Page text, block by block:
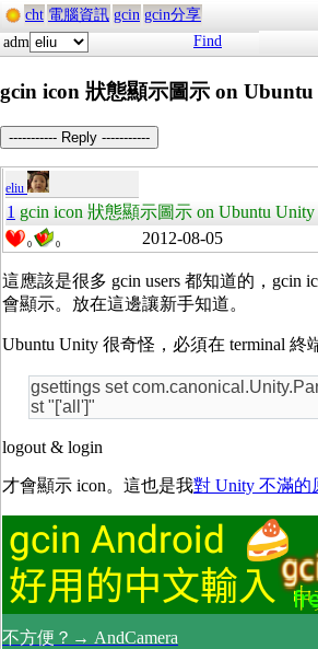
cht 電腦資訊 gcin gcin分享
adm
Find
gcin icon 狀態顯示圖示 on
----------- Reply -----------
eliu
1 gcin icon 狀態顯示圖示 on Ubuntu Unity
0 0 2012-08-05
這應該是很多 gcin users 都知道的，gcin
會顯示。放在這邊讓新手知道。
Ubuntu Unity 很奇怪，必須在 terminal 終
gsettings set
st "['all']"
logout & login
才會顯示 icon。這也是我對 Unity 不滿的
不方便？→ AndCamera